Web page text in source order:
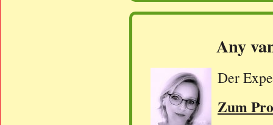
Any
Der
Zum